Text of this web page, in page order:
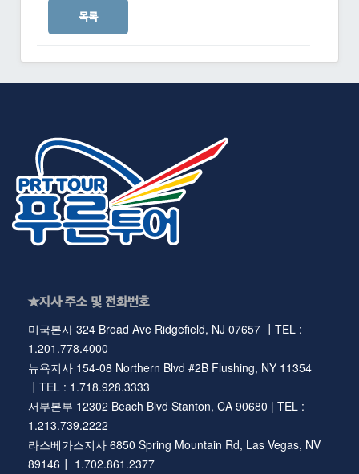
목록
★지사 주소 및 전화번호
미국본사 324 Broad Ave Ridgefield, NJ 07657 ┃TEL :
1.201.778.4000
뉴욕지사 154-08 Northern Blvd #2B Flushing, NY 11354
┃TEL : 1.718.928.3333
서부본부 12302 Beach Blvd Stanton, CA 90680 | TEL :
1.213.739.2222
라스베가스지사 6850 Spring Mountain Rd, Las Vegas, NV
89146┃ 1.702.861.2377